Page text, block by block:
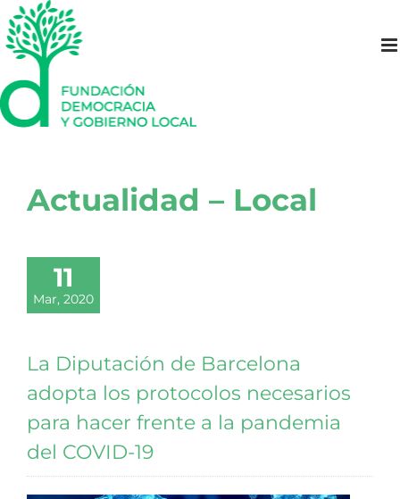
Saltar
al
contenido
Actualidad – Local
11
Mar, 2020
La Diputación de Barcelona
adopta los protocolos necesarios
para hacer frente a la pandemia
del COVID-19